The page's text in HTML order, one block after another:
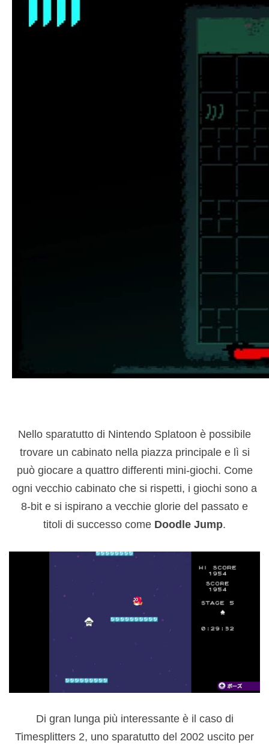
Nello sparatutto di Nintendo Splatoon è possibile
trovare un cabinato nella piazza principale e lì si
può giocare a quattro differenti mini-giochi. Come
ogni vecchio cabinato che si rispetti, i giochi sono a
8-bit e si ispirano a vecchie glorie del passato e
titoli di successo come Doodle Jump.
Di gran lunga più interessante è il caso di
Timesplitters 2, uno sparatutto del 2002 uscito per